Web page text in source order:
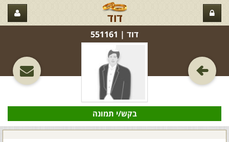
דוד
דוד‏ | 551161
בקש/י תמונה